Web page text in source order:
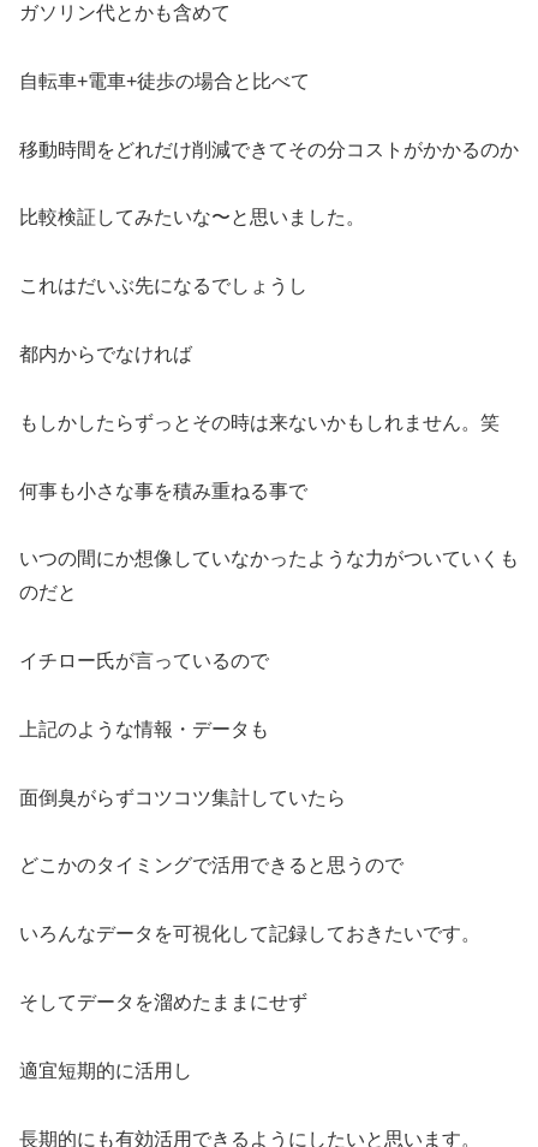
ガソリン代とかも含めて
自転車+電車+徒歩の場合と比べて
移動時間をどれだけ削減できてその分コストがかかるのか
比較検証してみたいな〜と思いました。
これはだいぶ先になるでしょうし
都内からでなければ
もしかしたらずっとその時は来ないかもしれません。笑
何事も小さな事を積み重ねる事で
いつの間にか想像していなかったような力がついていくも
のだと
イチロー氏が言っているので
上記のような情報・データも
面倒臭がらずコツコツ集計していたら
どこかのタイミングで活用できると思うので
いろんなデータを可視化して記録しておきたいです。
そしてデータを溜めたままにせず
適宜短期的に活用し
長期的にも有効活用できるようにしたいと思います。